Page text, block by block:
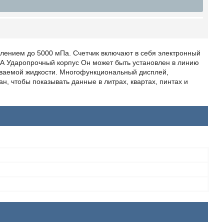
до 5000 мПа. Счетчик включают в себя электронный
Ударопрочный корпус Он может быть установлен в линию
жидкости. Многофункциональный дисплей,
показывать данные в литрах, квартах, пинтах и